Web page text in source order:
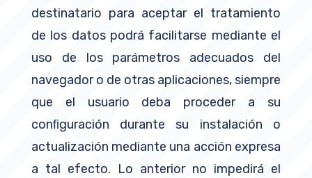
destinatario para aceptar el tratamiento
de los datos podrá facilitarse mediante el
uso de los parámetros adecuados del
navegador o de otras aplicaciones, siempre
que el usuario deba proceder a su
conﬁguración durante su instalación o
actualización mediante una acción expresa
a tal efecto. Lo anterior no impedirá el